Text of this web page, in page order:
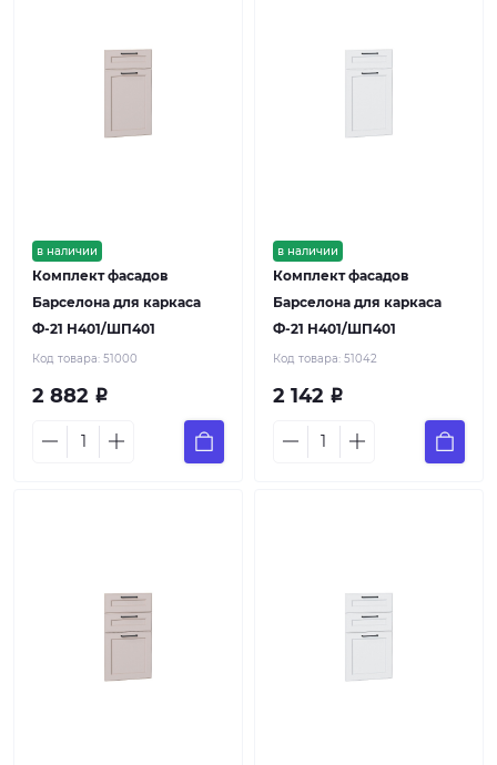
в наличии
Комплект фасадов
Барселона для каркаса
Ф-21 Н401/ШП401
Код товара: 51000
2 882 Р
в наличии
Комплект фасадов
Барселона для каркаса
Ф-21 Н401/ШП401
Код товара: 51042
2 142 Р